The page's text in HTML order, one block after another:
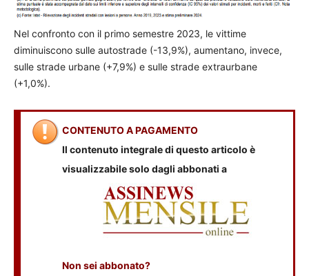
Nel confronto con il primo semestre 2023, le vittime
diminuiscono sulle autostrade (-13,9%), aumentano, invece,
sulle strade urbane (+7,9%) e sulle strade extraurbane
(+1,0%).
CONTENUTO A PAGAMENTO
Il contenuto integrale di questo articolo è
visualizzabile solo dagli abbonati a
Non sei abbonato?